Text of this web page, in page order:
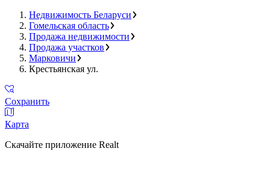
Недвижимость Беларуси
Гомельская область
Продажа недвижимости
Продажа участков
Марковичи
Крестьянская ул.
Сохранить
Карта
Скачайте приложение Realt